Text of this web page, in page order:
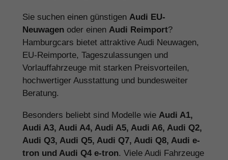
Sie suchen einen günstigen Audi EU-
Neuwagen oder einen Audi Reimport?
Hamburgcars bietet attraktive Audi Neuwagen,
EU-Reimporte, Tageszulassungen und
Vorlauffahrzeuge mit starken Preisvorteilen,
hochwertiger Ausstattung und bundesweiter
Beratung.
Besonders beliebt sind Modelle wie Audi A1,
Audi A3, Audi A4, Audi A5, Audi A6, Audi Q2,
Audi Q3, Audi Q5, Audi Q7, Audi Q8, Audi e-
tron und Audi Q4 e-tron. Viele Audi Fahrzeuge